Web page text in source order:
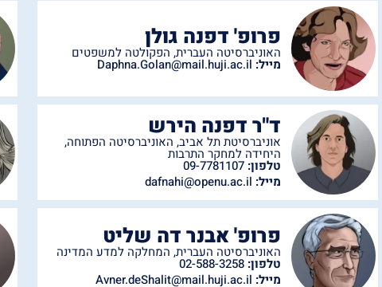
פרופ' דפנה גולן
האוניברסיטה העברית, הפקולטה למשפטים
מייל: Daphna.Golan@mail.huji.ac.il
ד"ר דפנה הירש
אוניברסיטת תל אביב, האוניברסיטה הפתוחה,
היחידה למחקר התרבות
טלפון:
מייל: dafnahi@openu.ac.il
פרופ' אבנר דה שליט
האוניברסיטה העברית, המחלקה למדע המדינה
טלפון:
מייל: Avner.deShalit@mail.huji.ac.il